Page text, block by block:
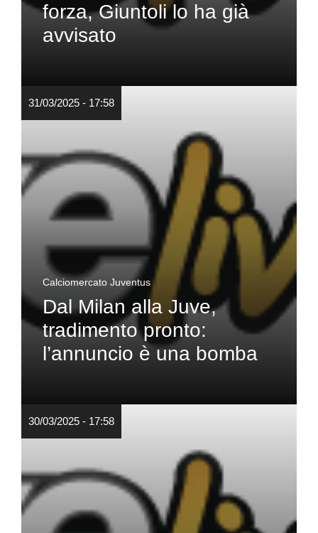
forza, Giuntoli lo ha già
avvisato
31/03/2025 - 17:58
Calciomercato Juventus
Dal Milan alla Juve,
tradimento pronto:
l’annuncio è una bomba
30/03/2025 - 17:58